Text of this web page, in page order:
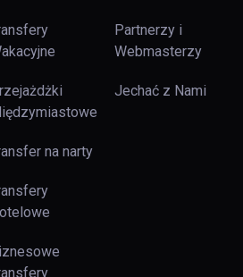
na narty
Partnerzy i
Webmasterzy
Jechać z Nami